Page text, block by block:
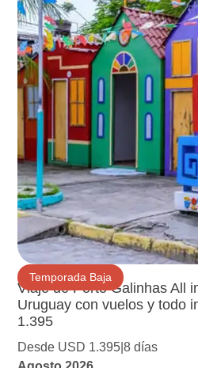
Temporada Baja
Viaje de Porto Galinhas All
Uruguay con vuelos y todo
1.395
Desde USD 1.395 8 días